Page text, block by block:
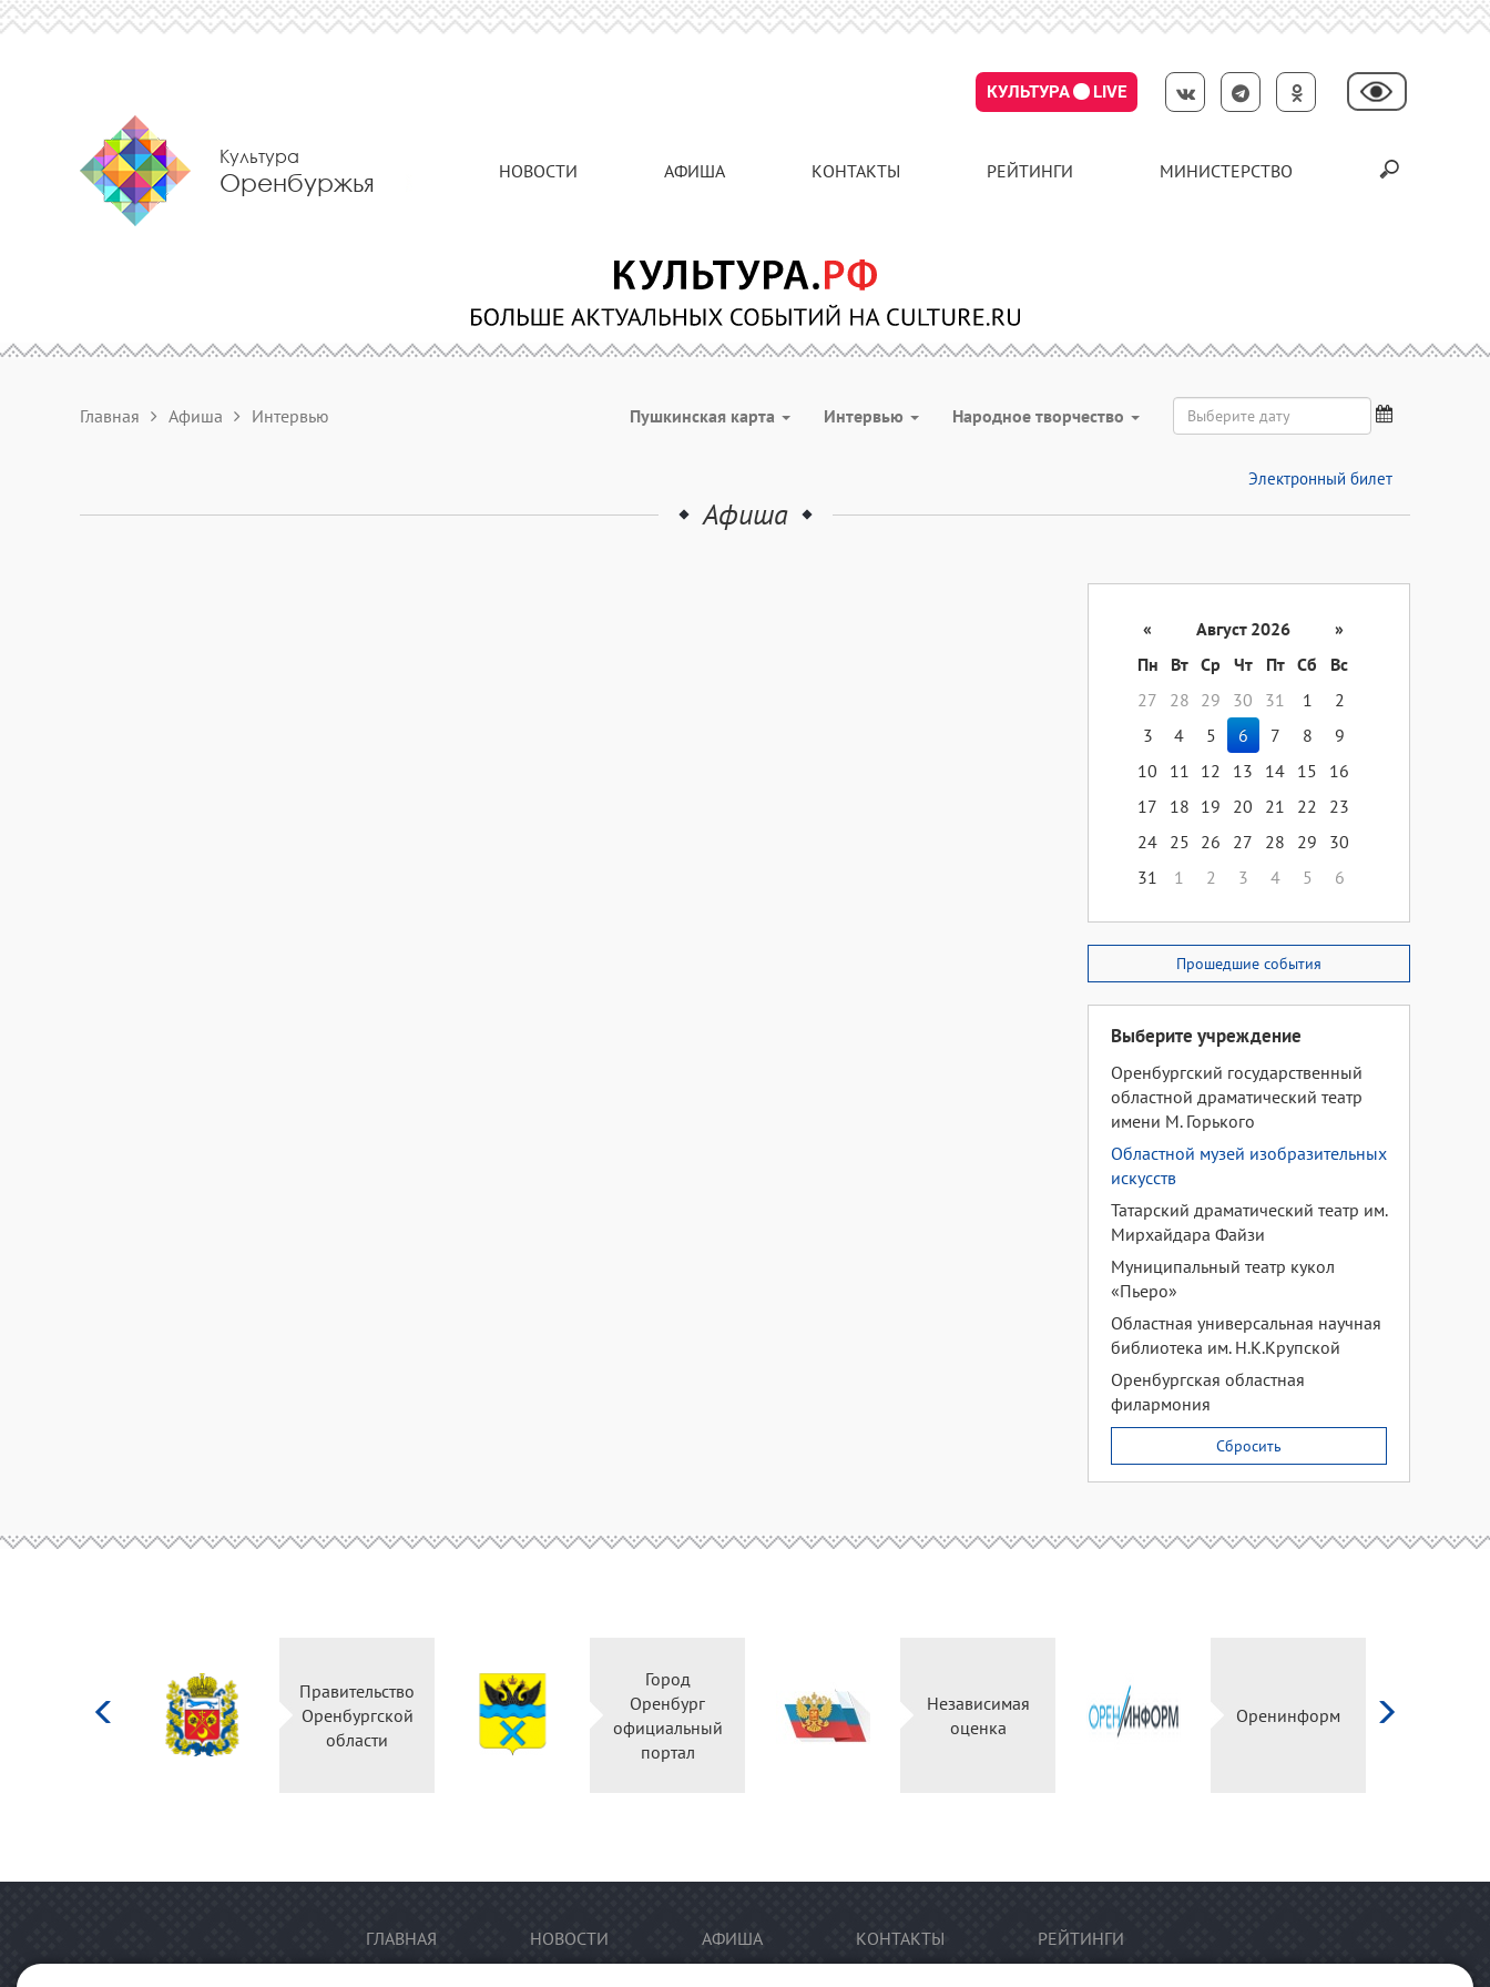
КУЛЬТУРА LIVE
Культура
Оренбуржья НОВОСТИ АФИША КОНТАКТЫ РЕЙТИНГИ МИНИСТЕРСТВО
Главная Афиша Интервью Пушкинская карта Интервью Народное творчество
Электронный билет
Афиша
« Август 2026
»
Пн
Вт Ср Чт Пт Сб
Вс
27
28 29 30 31 1
2
3
4 5 6 7 8
9
10
11 12 13 14 15
16
17
18 19 20 21 22
23
24 25 26 27 28 29
30
31
1 2 3 4 5 6
Прошедшие события
Выберите учреждение
Оренбургский государственный
областной драматический театр
имени М. Горького
Областной музей изобразительных
искусств
Татарский драматический театр им.
Мирхайдара Файзи
Муниципальный театр кукол
«Пьеро»
Областная универсальная научная
библиотека им. Н.К.Крупской
Оренбургская областная
филармония
Сбросить
Правительство
Оренбургской
области
Город
Оренбург
официальный
портал
Независимая
оценка
Оренинформ
ГЛАВНАЯ НОВОСТИ АФИША КОНТАКТЫ РЕЙТИНГИ